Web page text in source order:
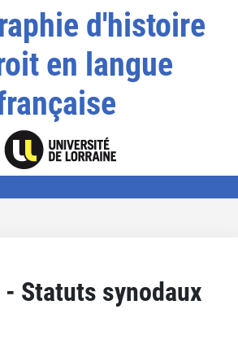
d'histoire
en langue
- Statuts synodaux